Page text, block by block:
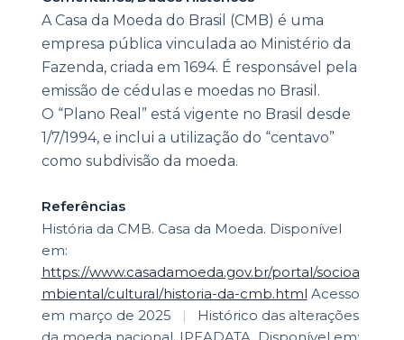
A Casa da Moeda do Brasil (CMB) é uma
empresa pública vinculada ao Ministério da
Fazenda, criada em 1694. É responsável pela
emissão de cédulas e moedas no Brasil.
O “Plano Real” está vigente no Brasil desde
1/7/1994, e inclui a utilização do “centavo”
como subdivisão da moeda.
Referências
História da CMB. Casa da Moeda. Disponível
em:
https://www.casadamoeda.gov.br/portal/socioa
mbiental/cultural/historia-da-cmb.html Acesso
em março de 2025
|
Histórico das alterações